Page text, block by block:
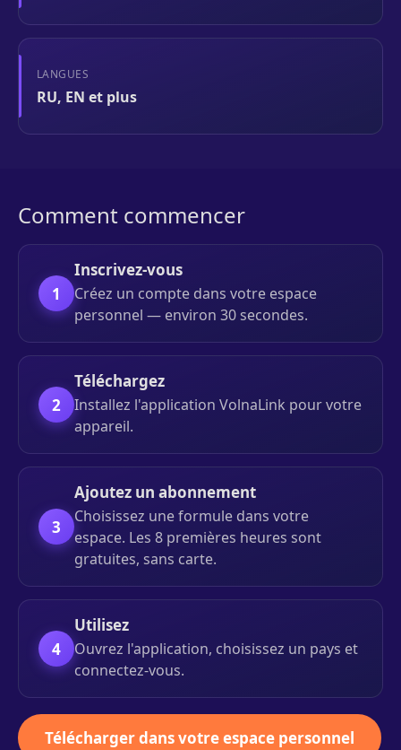
LANGUES
RU, EN et plus
Comment commencer
1
Inscrivez-vous
Créez un compte dans votre espace
personnel — environ 30 secondes.
2
Téléchargez
Installez l'application VolnaLink pour votre
appareil.
3
Ajoutez un abonnement
Choisissez une formule dans votre
espace. Les 8 premières heures sont
gratuites, sans carte.
4
Utilisez
Ouvrez l'application, choisissez un pays et
connectez-vous.
Télécharger dans votre espace personnel